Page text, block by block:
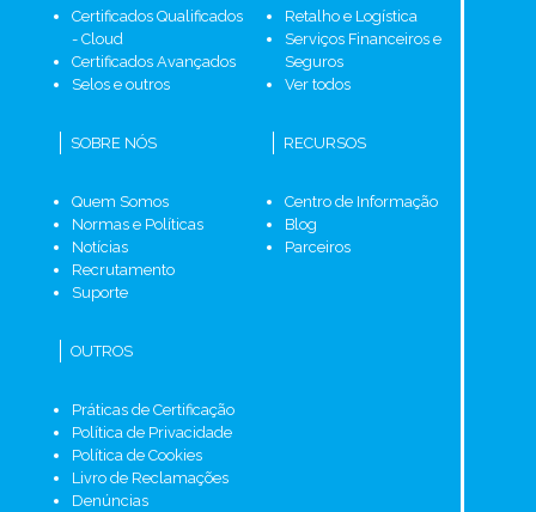
Certificados Qualificados
- Cloud
Certificados Avançados
Selos e outros
Retalho e Logística
Serviços Financeiros e
Seguros
Ver todos
SOBRE NÓS
Quem Somos
Normas e Políticas
Notícias
Recrutamento
Suporte
RECURSOS
Centro de Informação
Blog
Parceiros
OUTROS
Práticas de Certificação
Política de Privacidade
Política de Cookies
Livro de Reclamações
Denúncias